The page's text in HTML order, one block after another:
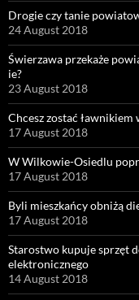
Drogie czy tanie
24 August 2018
Świerzawa przekaże
ie?
23 August 2018
Chcesz zostać ławnikiem
17 August 2018
W Wilkowie-Osiedlu
17 August 2018
Byli mieszkańcy obniżą
17 August 2018
Starostwo kupuje sprzęt
elektronicznego
14 August 2018